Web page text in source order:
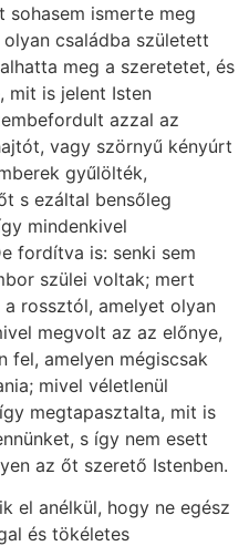
ismerte meg
családba született
meg a szeretetet, és
mit is jelent Isten
azzal az
vagy szörnyű kényúrt
gyűlölték,
s ezáltal bensőleg
mindenkivel
fordítva is: senki sem
szülei voltak; mert
rossztól, amelyet olyan
megvolt az az előnye,
fel, amelyen mégiscsak
mivel véletlenül
megtapasztalta, mit is
s így nem esett
az őt szerető Istenben.
el anélkül, hogy ne egész
és tökéletes